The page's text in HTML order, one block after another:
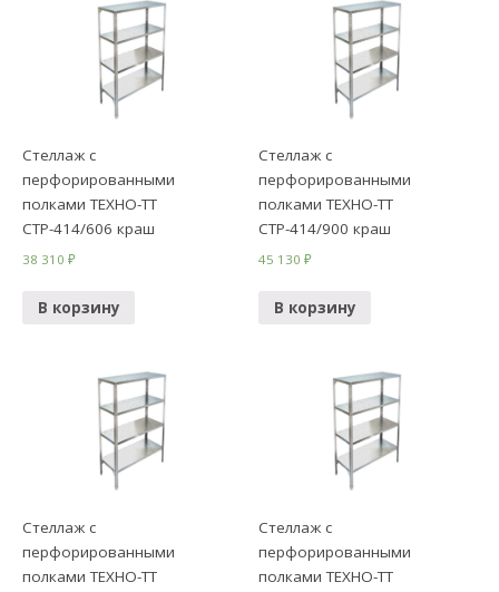
Стеллаж с
перфорированными
полками ТЕХНО-ТТ
СТР-414/606 краш
38 310₽
В корзину
Стеллаж с
перфорированными
полками ТЕХНО-ТТ
СТР-414/900 краш
45 130₽
В корзину
Стеллаж с
перфорированными
полками ТЕХНО-ТТ
Стеллаж с
перфорированными
полками ТЕХНО-ТТ